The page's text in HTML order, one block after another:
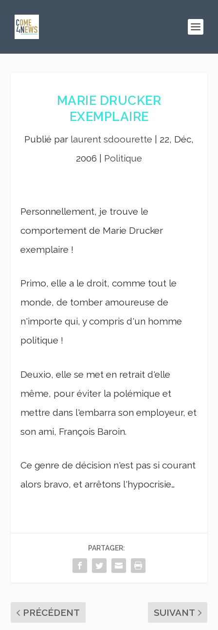
MARIE DRUCKER
EXEMPLAIRE
Publié par laurent sdoourette
22, Déc,
2006
Politique
Personnellement, je trouve le
comportement de Marie Drucker
exemplaire !
Primo, elle a le droit, comme tout le
monde, de tomber amoureuse de
n'importe qui, y compris d'un homme
politique !
Deuxio, elle se met en retrait d'elle
même, pour éviter la polémique et
mettre dans l'embarra son employeur, et
son ami, François Baroin.
Ce genre de décision n'est pas si courant
alors bravo, et arrêtons l'hypocrisie…
PARTAGER:
PRÉCÉDENT SUIVANT